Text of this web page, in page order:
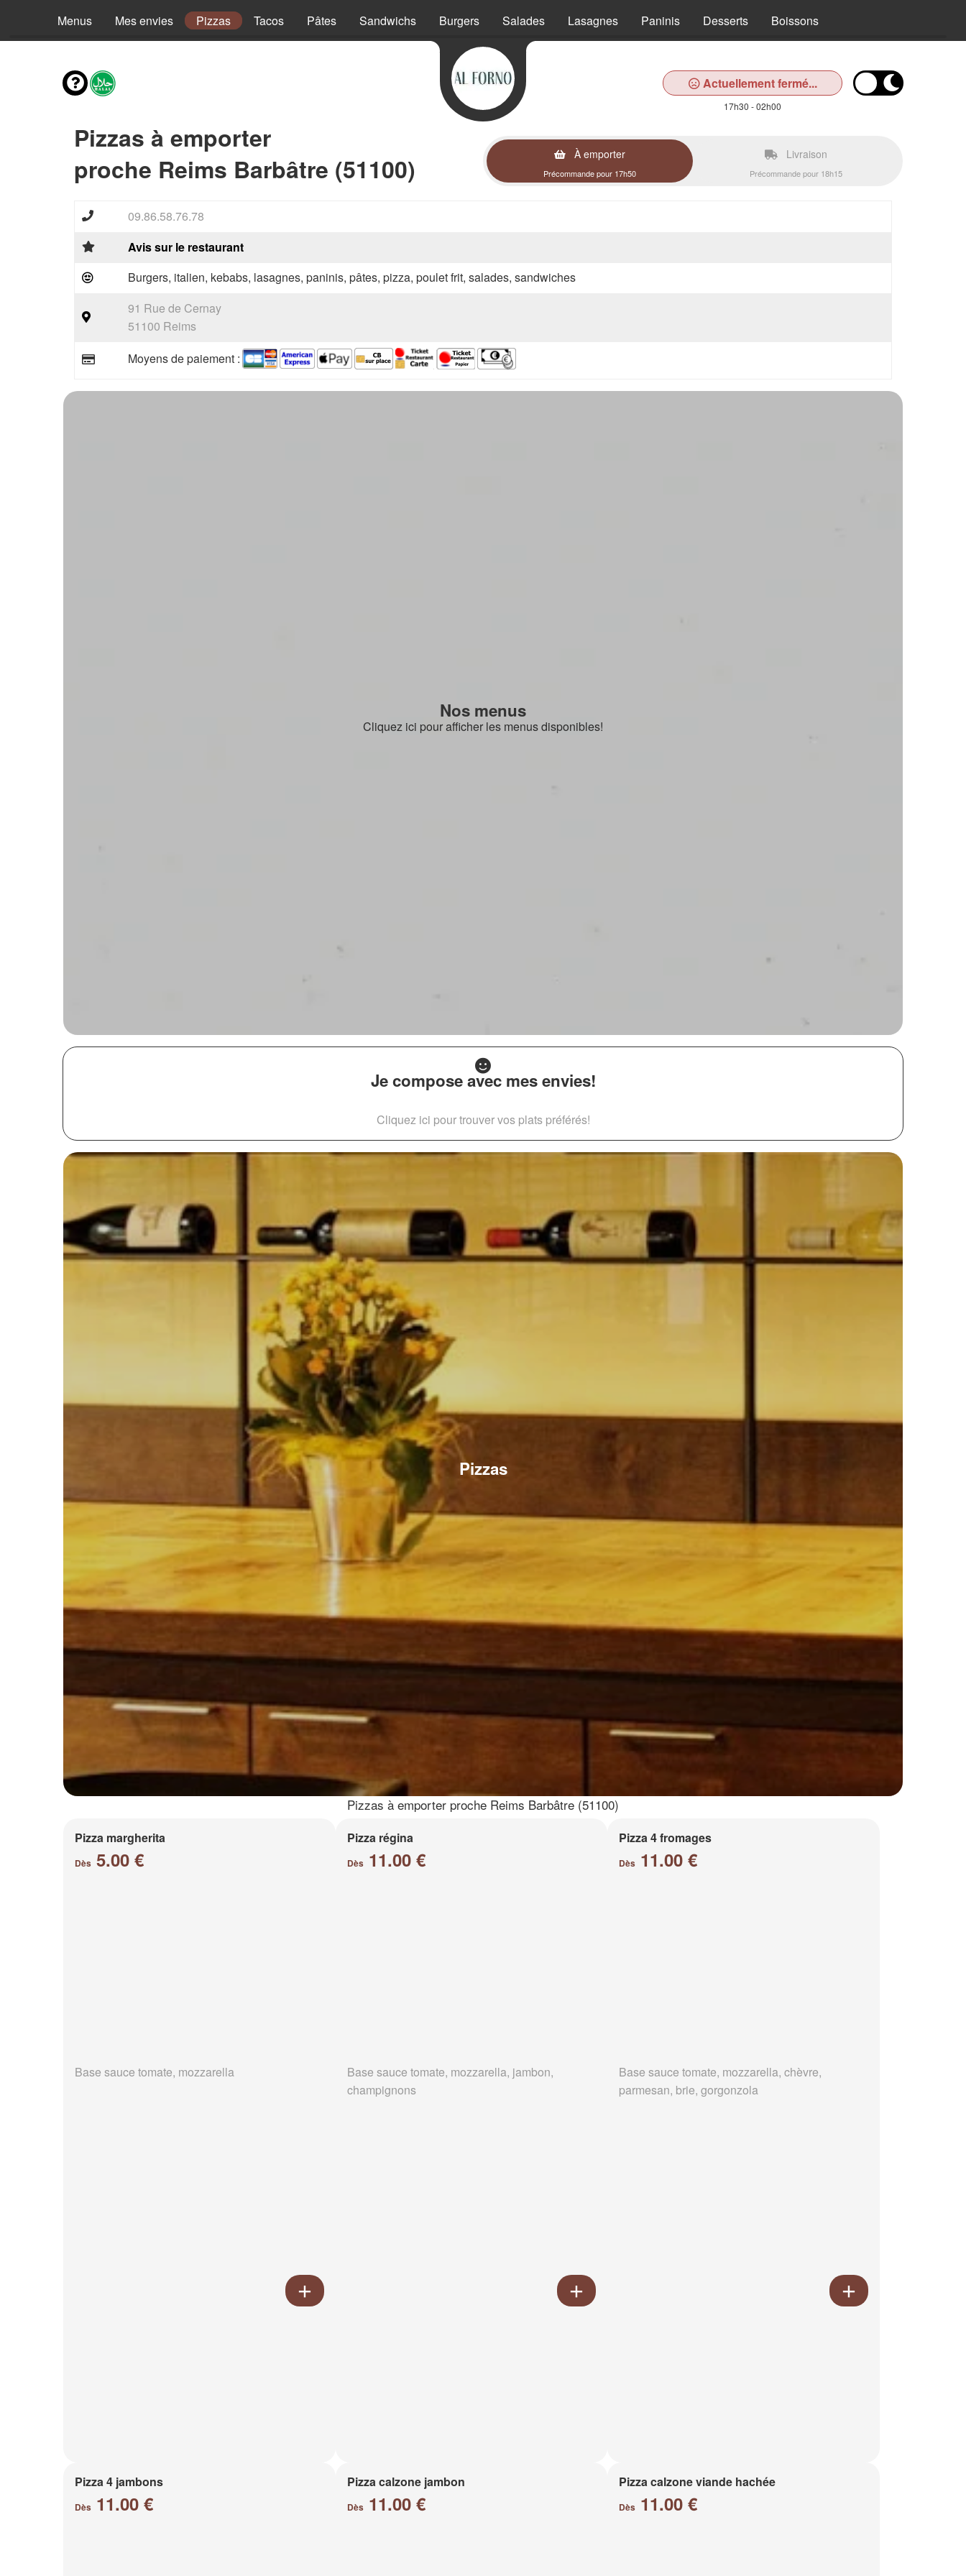
Menus Mes envies Pizzas Tacos Pâtes Sandwichs Burgers Salades Lasagnes Paninis Desserts Boissons
Actuellement fermé...
17h30 - 02h00
Pizzas à emporter
proche Reims Barbâtre (51100)
À emporter
Précommande pour 17h50
Livraison
Précommande pour 18h15
09.86.58.76.78
Avis sur le restaurant
Burgers, italien, kebabs, lasagnes, paninis, pâtes, pizza, poulet frit, salades, sandwiches
91 Rue de Cernay
51100 Reims
Moyens de paiement :
Nos menus
Cliquez ici pour afficher les menus disponibles!
Je compose avec mes envies!
Cliquez ici pour trouver vos plats préférés!
Pizzas
Pizzas à emporter proche Reims Barbâtre (51100)
Pizza margherita
Dès 5.00 €
Base sauce tomate, mozzarella
Pizza régina
Dès11.00 €
Base sauce tomate, mozzarella, jambon,
champignons
Pizza 4 fromages
Dès 11.00 €
Base sauce tomate, mozzarella, chèvre,
parmesan, brie, gorgonzola
Pizza 4 jambons
Dès 11.00 €
Pizza calzone jambon
Dès11.00 €
Pizza calzone viande hachée
Dès 11.00 €